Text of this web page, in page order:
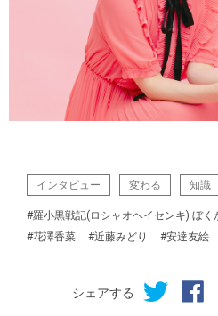
インタビュー 変わる 知識
#羅小黒戦記(ロシャオヘイセンキ) ぼく
#花澤香菜
#近藤みどり #安達友絵
シェアする